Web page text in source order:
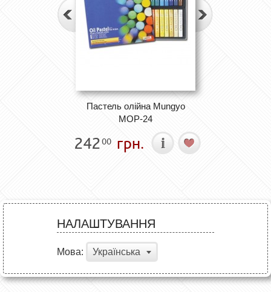
Пастель олійна Mungyo
MOP-24
24200 грн.
НАЛАШТУВАННЯ
Мова: Українська